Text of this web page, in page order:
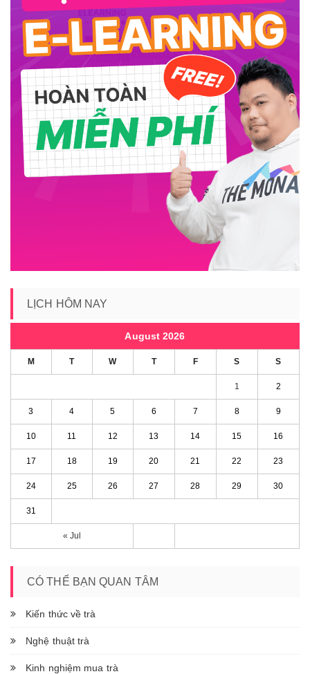
LỊCH HÔM NAY
August 2026
M T W T F S S
« Jul
1 2
3 4 5 6 7 8 9
10 11 12 13 14 15 16
17 18 19 20 21 22 23
24 25 26 27 28 29 30
31
CÓ THỂ BẠN QUAN TÂM
Kiến thức về trà
Nghệ thuật trà
Kinh nghiệm mua trà